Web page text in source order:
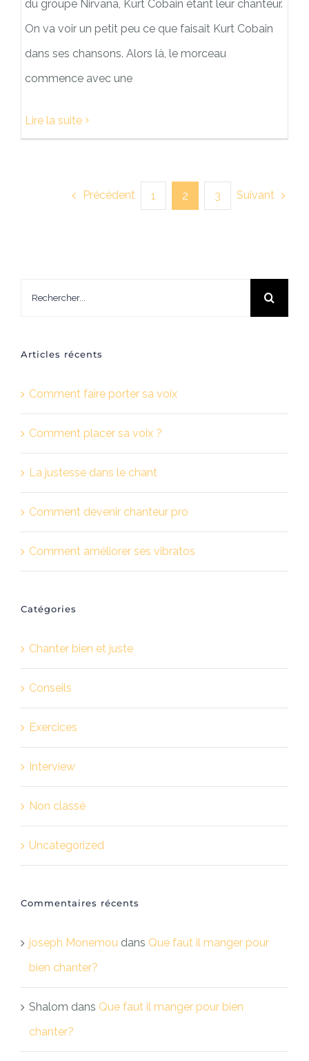
du groupe Nirvana, Kurt Cobain étant leur chanteur.
On va voir un petit peu ce que faisait Kurt Cobain
dans ses chansons. Alors là, le morceau
commence avec une
Lire la suite
Précédent 1 2 3 Suivant
Articles récents
Comment faire porter sa voix
Comment placer sa voix ?
La justesse dans le chant
Comment devenir chanteur pro
Comment améliorer ses vibratos
Catégories
Chanter bien et juste
Conseils
Exercices
Interview
Non classé
Uncategorized
Commentaires récents
joseph Monemou dans Que faut il manger pour
bien chanter?
Shalom dans Que faut il manger pour bien
chanter?